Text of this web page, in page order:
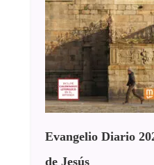
Evangelio Diario
de Jesús